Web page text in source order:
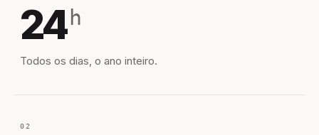
24 h
Todos os dias, o ano inteiro.
02